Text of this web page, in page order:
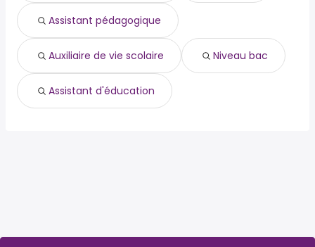
adjointe administrative
Assistant pédagogique
Auxiliaire de vie scolaire Niveau bac
Assistant d'éducation